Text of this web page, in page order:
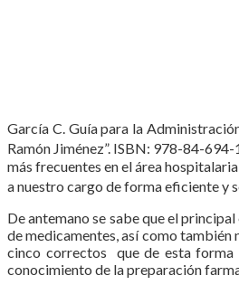
García C. Guía para la
Ramón Jiménez”. ISBN: 978-84-
más frecuentes en el área
a nuestro cargo de forma eficiente y
De antemano se sabe que el
de medicamentes, así como
cinco correctos que de esta forma
conocimiento de la preparación